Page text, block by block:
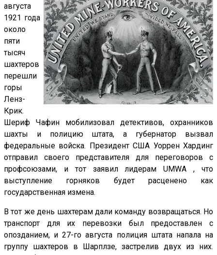
августа
1921 года
около
пяти
тысяч
шахтеров
перешли
горы
Ленз-
Крик.
Шериф Чафин мобилизовал детективов, охранников
шахты и полицию штата, а губернатор вызвал
федеральные войска. Президент США Уоррен Хардинг
отправил своего представителя для переговоров с
профсоюзами, и тот заявил лидерам UMWA , что
выступление горняков будет расценено как
государственная измена.
В тот же день шахтерам дали команду возвращаться. Но
транспорт для их перевозки был предоставлен с
опозданием, и 27-го августа полиция штата напала на
группу шахтеров в Шарплзе, застрелив двух из них.